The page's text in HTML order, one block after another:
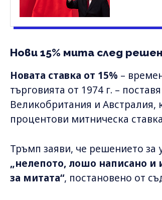
Нови 15% мита след
Новата ставка от 15% –
търговията от 1974 г. –
Великобритания и Австралия,
процентови митническа
Тръмп заяви, че решението за
„нелепото, лошо написано
за митата“, постановено от